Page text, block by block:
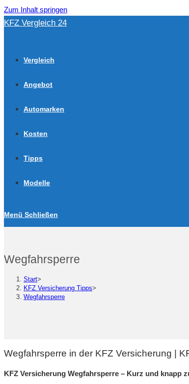
Zum Inhalt springen
KFZ Vergleich 24
Vergleich
Angebot
Automarken
Kosten
Tipps
Modelle
Menü Schließen
Wegfahrsperre
Start>
KFZ Versicherung Tipps>
Wegfahrsperre
Wegfahrsperre in der KFZ Versicherung |
KFZ Versicherung Wegfahrsperre – Kurz und knapp